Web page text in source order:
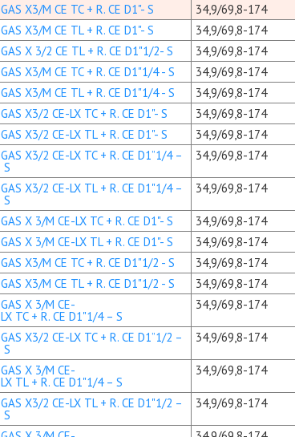
GAS X3/M CE TC + R. CE D1"- S
34,9/69,8-174
GAS X3/M CE TL + R. CE D1"- S
34,9/69,8-174
GAS X 3/2 CE TL + R. CE D1"1/2- S
34,9/69,8-174
GAS X3/M CE TC + R. CE D1"1/4 - S
34,9/69,8-174
GAS X3/M CE TL + R. CE D1"1/4 - S
34,9/69,8-174
GAS X3/2 CE-LX TC + R. CE D1"- S
34,9/69,8-174
GAS X3/2 CE-LX TL + R. CE D1"- S
34,9/69,8-174
GAS X3/2 CE-LX TC + R. CE D1”1/4 –
S
34,9/69,8-174
GAS X3/2 CE-LX TL + R. CE D1"1/4 –
S
34,9/69,8-174
GAS X 3/M CE-LX TC + R. CE D1"- S 34,9/69,8-174
GAS X 3/M CE-LX TL + R. CE D1"- S
34,9/69,8-174
GAS X3/M CE TC + R. CE D1"1/2 - S
34,9/69,8-174
GAS X3/M CE TL + R. CE D1"1/2 - S
34,9/69,8-174
GAS X 3/M CE-
LX TC + R. CE D1"1/4 – S
34,9/69,8-174
GAS X3/2 CE-LX TC + R. CE D1”1/2 –
S
34,9/69,8-174
GAS X 3/M CE-
LX TL + R. CE D1"1/4 – S
34,9/69,8-174
GAS X3/2 CE-LX TL + R. CE D1"1/2 –
S
34,9/69,8-174